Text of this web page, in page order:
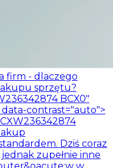
firm - dlaczego
sprzętu?
BCX0"
data-contrast="auto">
Dziś coraz
zupełnie inne